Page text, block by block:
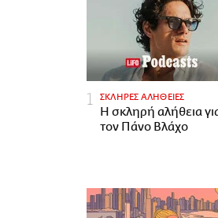
ΣΚΛΗΡΕΣ ΑΛΗΘΕΙΕΣ
H σκληρή αλήθεια
τον Πάνο Βλάχο